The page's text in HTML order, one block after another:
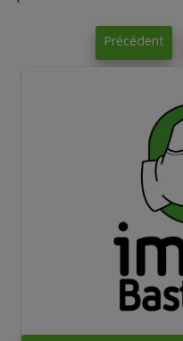
Précédent